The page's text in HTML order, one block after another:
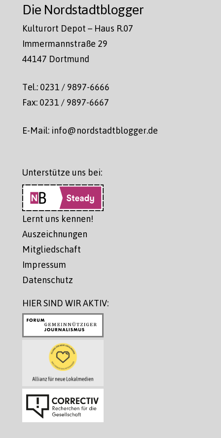
Die Nordstadtblogger
Kulturort Depot – Haus R.07
Immermannstraße 29
44147 Dortmund
Tel.: 0231 / 9897-6666
Fax: 0231 / 9897-6667
E-Mail: info@nordstadtblogger.de
Unterstütze uns bei:
Lernt uns kennen!
Auszeichnungen
Mitgliedschaft
Impressum
Datenschutz
HIER SIND WIR AKTIV: